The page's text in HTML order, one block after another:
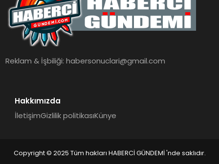
SAĞLIK
TEKNOLOJI
Reklam & İşbiliği:habersonuclari@gmail.com
Hakkımızda
İletişimGizlilik politikasıKünye
Copyright © 2025 Tüm hakları HABERCİ GÜNDEMİ 'nde saklıdır.